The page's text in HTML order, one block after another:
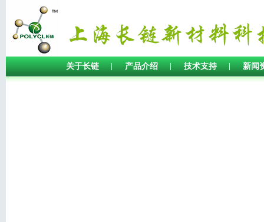
关于长链 产品介绍 技术支持 新闻